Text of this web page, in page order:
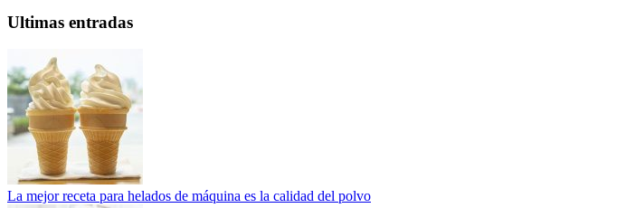
Ultimas entradas
La mejor receta para helados de máquina es la calidad del polvo